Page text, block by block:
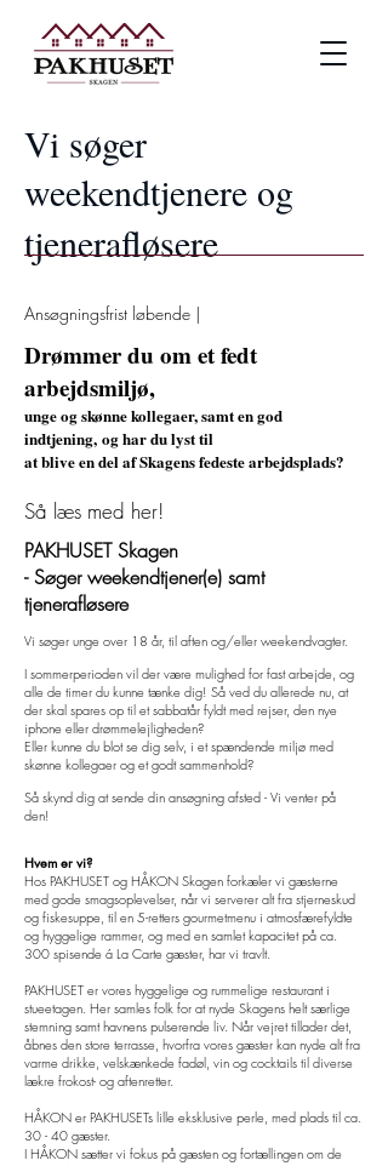
Vi søger
weekendtjenere og
tjenerafløsere
Ansøgningsfrist løbende |
Drømmer du om et fedt
arbejdsmiljø,
unge og skønne kollegaer, samt en god
indtjening, og har du lyst til
at blive en del af Skagens fedeste arbejdsplads?
Så læs med her!
PAKHUSET Skagen
- Søger weekendtjener(e) samt
tjenerafløsere
Vi søger unge over 18 år, til aften og/eller weekendvagter.
I sommerperioden vil der være mulighed for fast arbejde, og
alle de timer du kunne tænke dig! Så ved du allerede nu, at
der skal spares op til etsabbatår fyldt med rejser, den nye
iphone eller drømmelejligheden?
Eller kunne du blot se dig selv, i etspændende miljø med
skønne kollegaer og et godt sammenhold?
Så skynd dig at sende din ansøgning afsted - Vi venter på
den!
Hvem er vi?
Hos PAKHUSET og HÅKON Skagen forkæler vi gæsterne
med gode smagsoplevelser, når vi serverer alt fra stjerneskud
og fiskesuppe, til en 5-retters gourmetmenu i atmosfærefyldte
og hyggelige rammer, og med en samlet kapacitet på ca.
300 spisende á La Carte gæster, har vi travlt.
PAKHUSET er vores hyggelige og rummelige restaurant i
stueetagen. Her samles folk for at nyde Skagens helt særlige
stemning samt havnens pulserende liv. Når vejret tillader det,
åbnes den store terrasse, hvorfra vores gæster kan nyde alt fra
varme drikke, velskænkede fadøl, vin og cocktails til diverse
lækre frokost- og aftenretter.
HÅKON er PAKHUSETs lille eksklusive perle, med plads til ca.
30 - 40 gæster.
I HÅKON sætter vi fokus på gæsten og fortællingen om de